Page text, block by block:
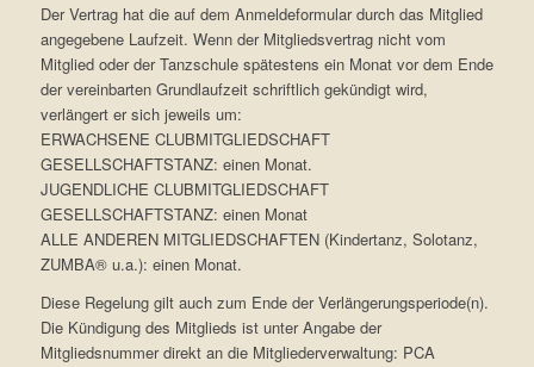
Der Vertrag hat die auf dem Anmeldeformular durch das Mitglied
angegebene Laufzeit. Wenn der Mitgliedsvertrag nicht vom
Mitglied oder der Tanzschule spätestens ein Monat vor dem Ende
der vereinbarten Grundlaufzeit schriftlich gekündigt wird,
verlängert er sich jeweils um:
ERWACHSENE CLUBMITGLIEDSCHAFT
GESELLSCHAFTSTANZ: einen Monat.
JUGENDLICHE CLUBMITGLIEDSCHAFT
GESELLSCHAFTSTANZ: einen Monat
ALLE ANDEREN MITGLIEDSCHAFTEN (Kindertanz, Solotanz,
ZUMBA® u.a.): einen Monat.
Diese Regelung gilt auch zum Ende der Verlängerungsperiode(n).
Die Kündigung des Mitglieds ist unter Angabe der
Mitgliedsnummer direkt an die Mitgliederverwaltung: PCA